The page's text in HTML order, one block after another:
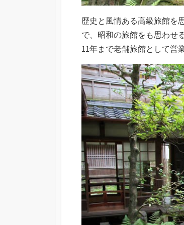
歴史と風情ある高級旅館を
で、昭和の旅館をも思わせ
11年まで老舗旅館として営